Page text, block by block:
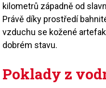
kilometrů západně od
Právě díky prostředí
vzduchu se kožené
dobrém stavu.
Poklady z